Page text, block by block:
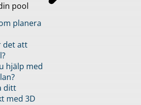
pool
planera
det att
hjälp med
ditt
med 3D